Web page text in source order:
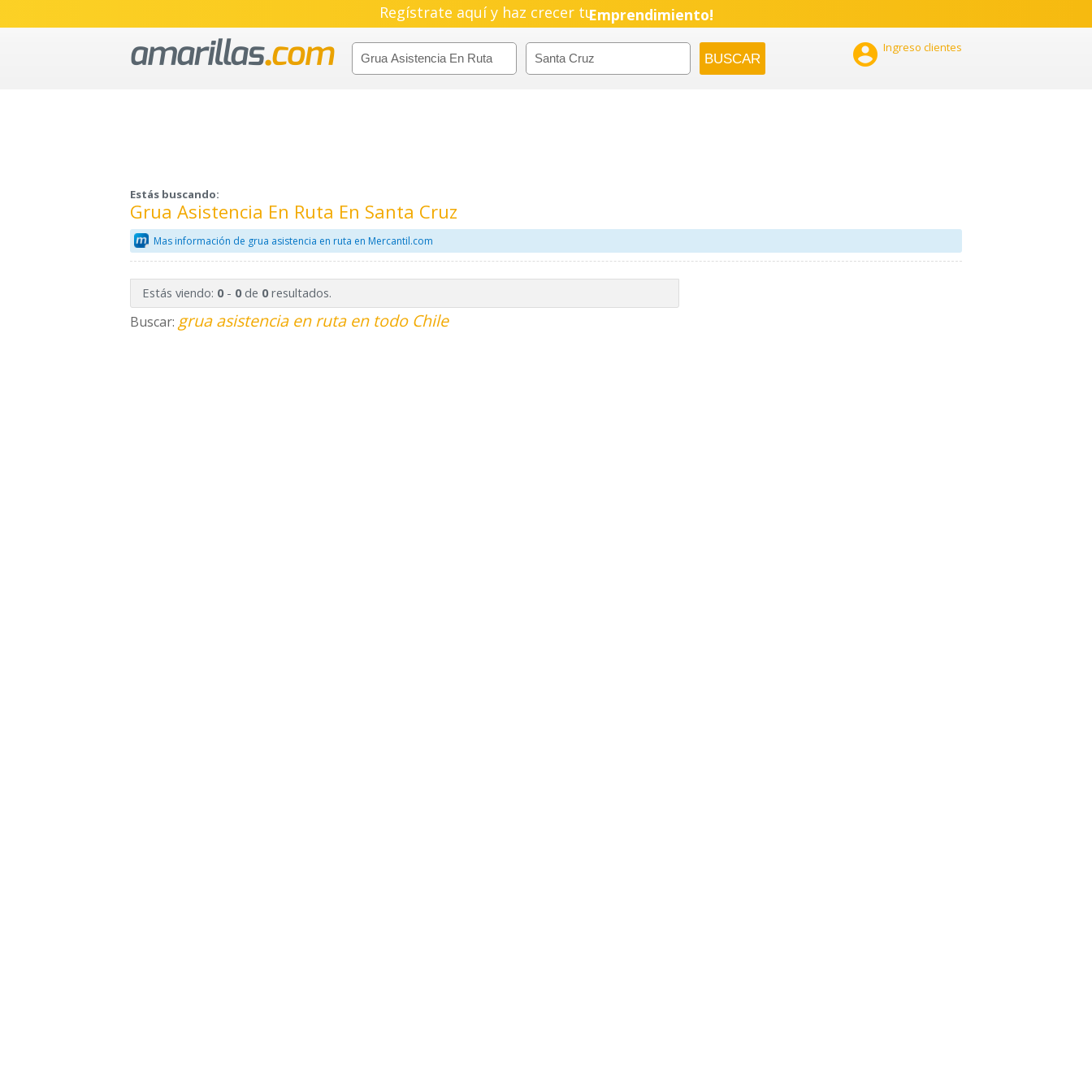
Regístrate aquí y haz crecer tuEmprendimiento!
 Ingreso clientes
Estás buscando:
Grua Asistencia En Ruta En Santa Cruz
Mas información de grua asistencia en ruta en Mercantil.com
Estás viendo: 0- 0de 0resultados.
Buscar: grua asistencia en ruta en todo Chile